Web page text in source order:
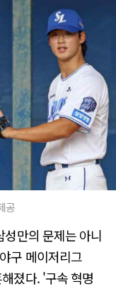
공
만의 문제는 아니
구 메이저리그
졌다. '구속 혁명